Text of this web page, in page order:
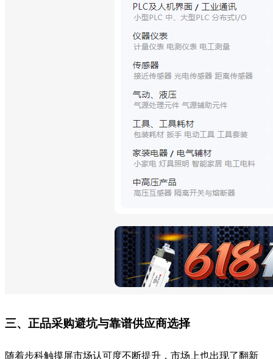
三、正品采购避坑与靠谱供应商选择
随着步科触摸屏市场认可度不断提升，市场上也出现了翻新